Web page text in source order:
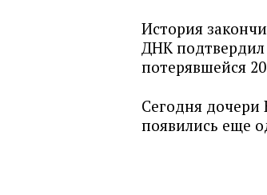
История
ДНК
потерявшейся
Сегодня дочери
появились еще